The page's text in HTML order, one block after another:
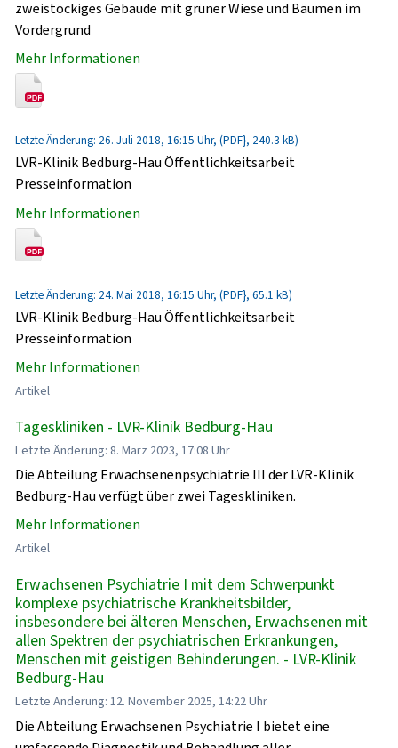
zweistöckiges Gebäude mit grüner Wiese und Bäumen im
Vordergrund
Mehr Informationen
Letzte Änderung: 26. Juli 2018, 16:15 Uhr, (PDF}, 240.3 kB)
LVR-Klinik Bedburg-Hau Öffentlichkeitsarbeit
Presseinformation
Mehr Informationen
Letzte Änderung: 24. Mai 2018, 16:15 Uhr, (PDF}, 65.1 kB)
LVR-Klinik Bedburg-Hau Öffentlichkeitsarbeit
Presseinformation
Mehr Informationen
Artikel
Tageskliniken - LVR-Klinik Bedburg-Hau
Letzte Änderung: 8. März 2023, 17:08 Uhr
Die Abteilung Erwachsenenpsychiatrie III der LVR-Klinik
Bedburg-Hau verfügt über zwei Tageskliniken.
Mehr Informationen
Artikel
Erwachsenen Psychiatrie I mit dem Schwerpunkt
komplexe psychiatrische Krankheitsbilder,
insbesondere bei älteren Menschen, Erwachsenen mit
allen Spektren der psychiatrischen Erkrankungen,
Menschen mit geistigen Behinderungen. - LVR-Klinik
Bedburg-Hau
Letzte Änderung: 12. November 2025, 14:22 Uhr
Die Abteilung Erwachsenen Psychiatrie I bietet eine